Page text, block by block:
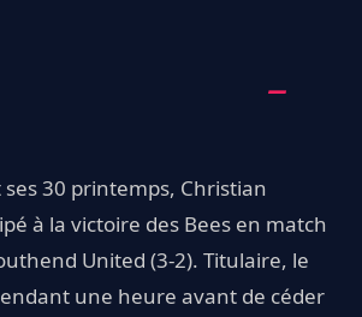
30 printemps, Christian
à la victoire des Bees en match
United (3-2). Titulaire, le
une heure avant de céder